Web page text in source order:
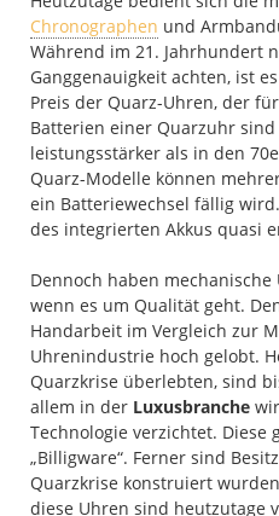
Chronographen und
Während im 21. Jahrhundert
Ganggenauigkeit achten, ist
Preis der Quarz-Uhren, der
Batterien einer Quarzuhr
leistungsstärker als in den
Quarz-Modelle können
ein Batteriewechsel fällig wird.
des integrierten Akkus quasi
Dennoch haben
wenn es um Qualität geht.
Handarbeit im Vergleich zur
Uhrenindustrie hoch gelobt.
Quarzkrise überlebten, sind
allem in der Luxusbranche
Technologie verzichtet.
„Billigware“. Ferner sind
Quarzkrise konstruiert
diese Uhren sind heutzutage